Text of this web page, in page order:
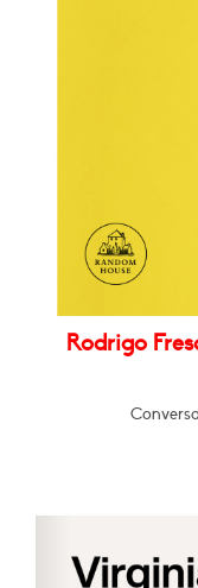
Rodrigo